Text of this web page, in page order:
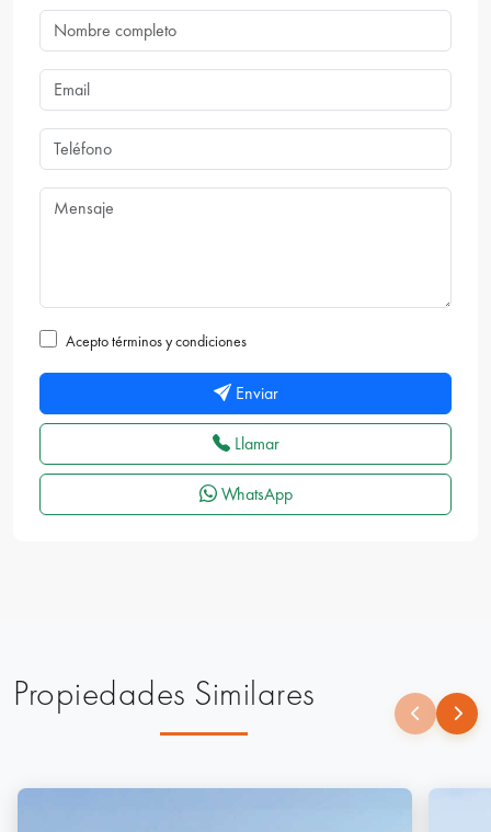
Acepto términos y condiciones
Enviar
Llamar
WhatsApp
Propiedades Similares